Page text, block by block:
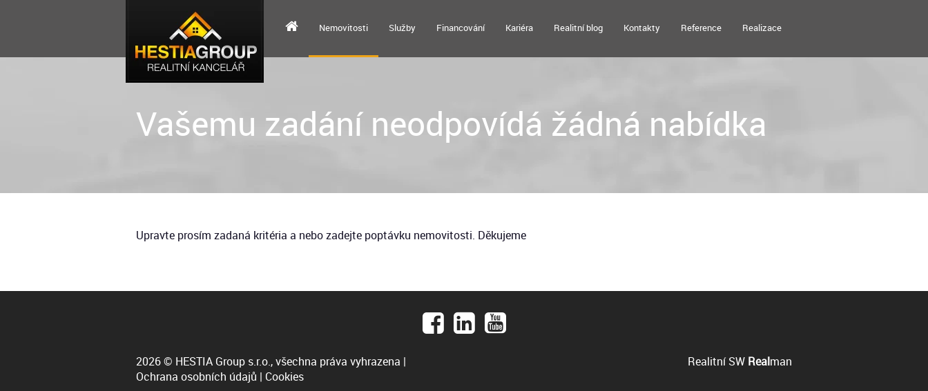
Nemovitosti Služby Financování Kariéra Realitní blog Kontakty Reference Realizace
Vašemu zadání neodpovídá žádná nabídka
Upravte prosím zadaná kritéria a nebo zadejte poptávku nemovitosti. Děkujeme
2026 © HESTIA Group s.r.o., všechna práva vyhrazena |
Ochrana osobních údajů | Cookies
Realitní SW Realman